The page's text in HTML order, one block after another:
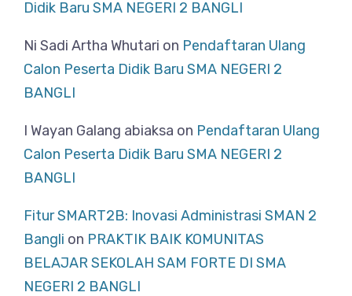
Didik Baru SMA NEGERI 2 BANGLI
Ni Sadi Artha Whutari on Pendaftaran Ulang
Calon Peserta Didik Baru SMA NEGERI 2
BANGLI
I Wayan Galang abiaksa on Pendaftaran Ulang
Calon Peserta Didik Baru SMA NEGERI 2
BANGLI
Fitur SMART2B: Inovasi Administrasi SMAN 2
Bangli on PRAKTIK BAIK KOMUNITAS
BELAJAR SEKOLAH SAM FORTE DI SMA
NEGERI 2 BANGLI